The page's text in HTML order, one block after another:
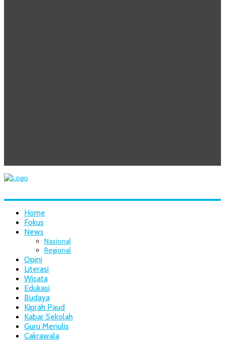
Home
Fokus
News
Nasional
Regional
Opini
Literasi
Wisata
Edukasi
Budaya
Kiprah Paud
Kabar Sekolah
Guru Menulis
Cakrawala